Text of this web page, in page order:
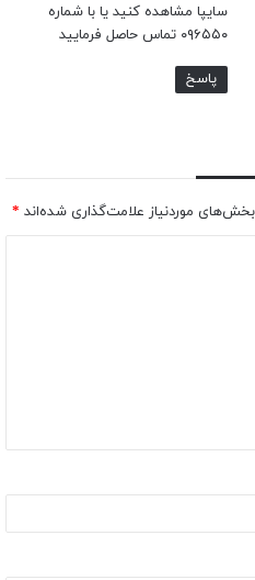
سایپا مشاهده کنید یا با شماره
۰۹۶۵۵۰ تماس حاصل فرمایید
پاسخ
بخش‌های موردنیاز علامت‌گذاری شده‌اند *